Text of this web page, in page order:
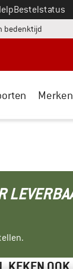
Bestelstatus
bedenktijd Vind
Merken